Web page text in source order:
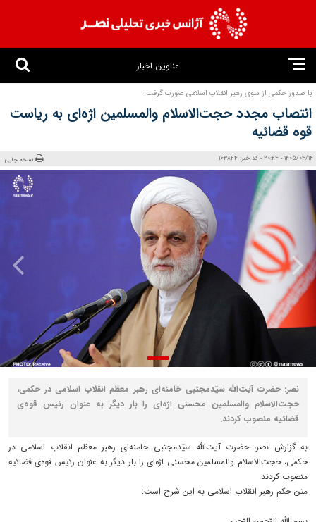
عناوین اخبار
با صدور حکمی از سوی رهبر انقلاب اسلامی صورت گرفت:
انتصاب مجدد حجت‌الاسلام والمسلمین اژه‌ای به ریاست
قوه قضائیه
1405/04/14 - 20:24 - کد خبر: 163824 نسخه چاپی
نصر: حضرت آیت‌الله سیّدمجتبی خامنه‌ای رهبر معظم انقلاب اسلامی در حکمی،
حجت‌الاسلام والمسلمین محسنی اژه‌ای را بار دیگر به عنوان رئیس قوه‌ی
قضائیه منصوب کردند.
به گزارش نصر، حضرت آیت‌الله سیّدمجتبی خامنه‌ای رهبر معظم انقلاب اسلامی در
حکمی، حجت‌الاسلام والمسلمین محسنی اژه‌ای را بار دیگر به عنوان رئیس قوه‌ی قضائیه
منصوب کردند.
متن حکم رهبر انقلاب اسلامی به این شرح است: